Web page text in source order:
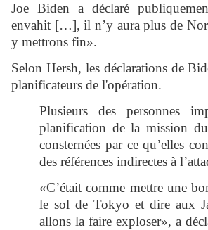
Joe Biden a déclaré
envahit […], il n’y aura plus de
y mettrons fin».
Selon Hersh, les déclarations de
planificateurs de l'opération.
Plusieurs des personnes
planification de la mission
consternées par ce qu’elles
des références indirectes à
«C’était comme mettre une
le sol de Tokyo et dire aux
allons la faire exploser», a